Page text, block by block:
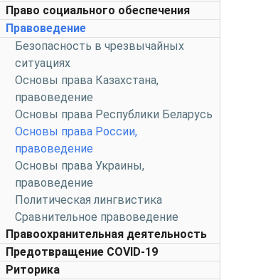
Право социального обеспечения
Правоведение
Безопасность в чрезвычайных
ситуациях
Основы права Казахстана,
правоведение
Основы права Республики Беларусь
Основы права России,
правоведение
Основы права Украины,
правоведение
Политическая лингвистика
Сравнительное правоведение
Правоохранительная деятельность
Предотвращение COVID-19
Риторика